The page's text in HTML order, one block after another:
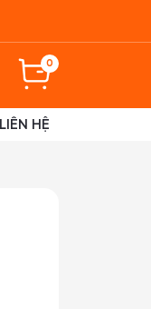
0
LIÊN HỆ